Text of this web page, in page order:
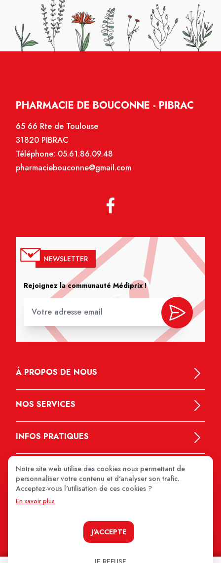
PHARMACIE DE BOUCONNE - PIBRAC
65 66 Rte de Toulouse
31820 PIBRAC
Téléphone: 05.61.86.09.48
pharmaciebouconne@gmail.com
NEWSLETTER
Rejoignez la communauté Médiprix !
À PROPOS DE NOUS
NOS SERVICES
INFOS PRATIQUES
Notre site web utilise des cookies nous permettant de
personnaliser votre contenu et d'analyser son trafic.
Acceptez-vous l'utilisation de ces cookies ?
En savoir plus
J'ACCEPTE